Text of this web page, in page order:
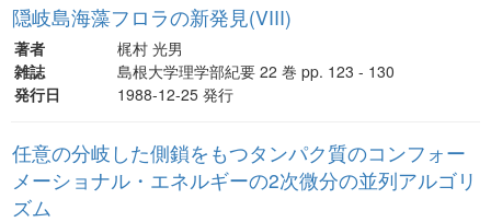
隠岐島海藻フロラの新発見(VIII)
著者
梶村 光男
雑誌
島根大学理学部紀要 22 巻 pp. 123 - 130
発行日
1988-12-25 発行
任意の分岐した側鎖をもつタンパク質のコンフォー
メーショナル・エネルギーの2次微分の並列アルゴリ
ズム